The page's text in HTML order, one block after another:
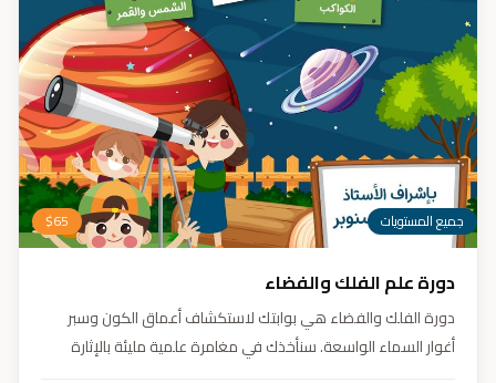
جميع المستويات $65
دورة علم الفلك والفضاء
دورة الفلك والفضاء هي بوابتك لاستكشاف أعماق الكون وسبر
أغوار السماء الواسعة. سنأخذك في مغامرة علمية مليئة بالإثارة